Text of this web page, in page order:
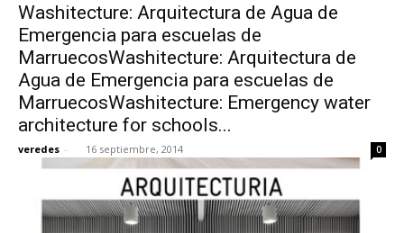
Washitecture: Arquitectura de Agua de
Emergencia para escuelas de
MarruecosWashitecture: Arquitectura de
Agua de Emergencia para escuelas de
MarruecosWashitecture: Emergency water
architecture for schools...
veredes - 16 septiembre, 2014 0